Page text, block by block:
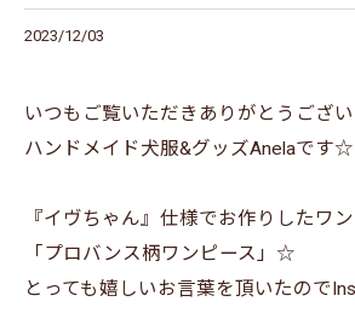
2023/12/03
いつもご覧いただきありがとうござ
ハンドメイド犬服&グッズAnelaです☆
『イヴちゃん』仕様でお作りしたワ
「プロバンス柄ワンピース」☆
とっても嬉しいお言葉を頂いたので